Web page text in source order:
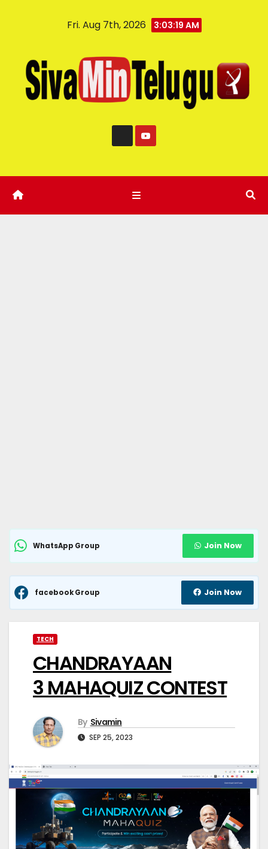
Fri. Aug 7th, 2026 3:03:20 AM
WhatsApp Group Join Now
facebook Group Join Now
TECH
CHANDRAYAAN
3 MAHAQUIZ CONTEST
By Sivamin
SEP 25, 2023